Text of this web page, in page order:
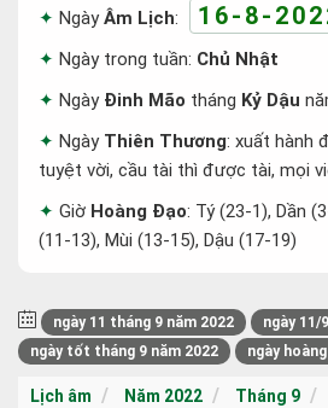
NgàyÂm Lịch: 16-8-
Ngày trong tuần: Chủ Nhật
Ngày Đinh Mão tháng Kỷ Dậu
Ngày Thiên Thương: xuất hành
tuyệt vời, cầu tài thì được tài, mọi
Giờ Hoàng Đạo: Tý (23-1), Dần
(11-13), Mùi (13-15), Dậu (17-19)
ngày 11 tháng 9 năm 2022
ngày 11/
ngày tốt tháng 9 năm 2022
ngày
Lịch âm Năm 2022 Tháng 9